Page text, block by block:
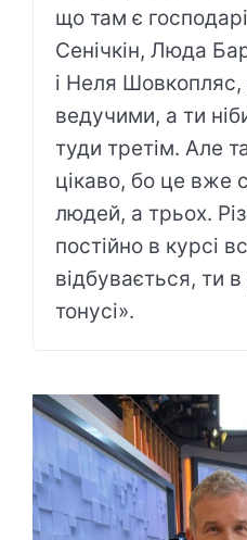
що там є
Сенічкін, Люда
і Неля Шовкопляс,
ведучими, а ти
туди третім. Але
цікаво, бо це вже
людей, а трьох.
постійно в курсі
відбувається, ти
тонусі».